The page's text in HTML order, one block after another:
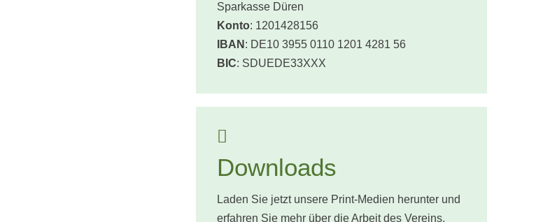
Sparkasse Düren
Konto: 1201428156
IBAN : DE10 3955 0110 1201 4281 56
BIC: SDUEDE33XXX

Downloads
Laden Sie jetzt unsere Print-Medien herunter und
erfahren Sie mehr über die Arbeit des Vereins.